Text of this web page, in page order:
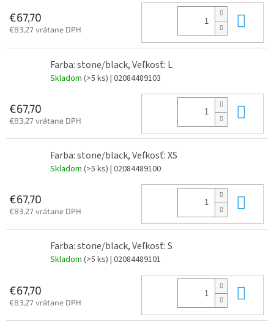
€67,70
€83,27 vrátane DPH
Farba: stone/black, Veľkosť: L
Skladom (>5 ks) | 02084489103
€67,70
€83,27 vrátane DPH
Farba: stone/black, Veľkosť: XS
Skladom (>5 ks) | 02084489100
€67,70
€83,27 vrátane DPH
Farba: stone/black, Veľkosť: S
Skladom (>5 ks) | 02084489101
€67,70
€83,27 vrátane DPH